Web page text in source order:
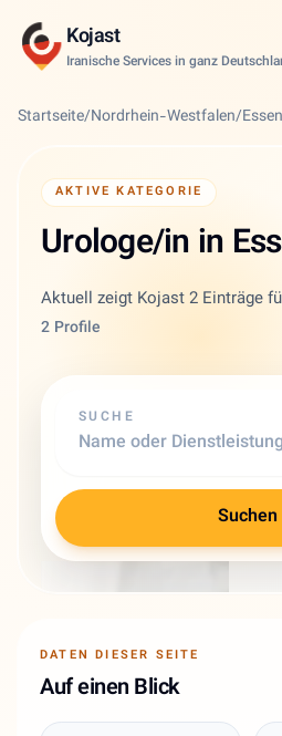
Kojast
Iranische Services in ganz
Startseite/Nordrhein-Westfalen/Essen
AKTIVE KATEGORIE
Urologe/in in
Aktuell zeigt Kojast 2 Einträge
2 Profile
SUCHE
Suchen
DATEN DIESER SEITE
Auf einen Blick